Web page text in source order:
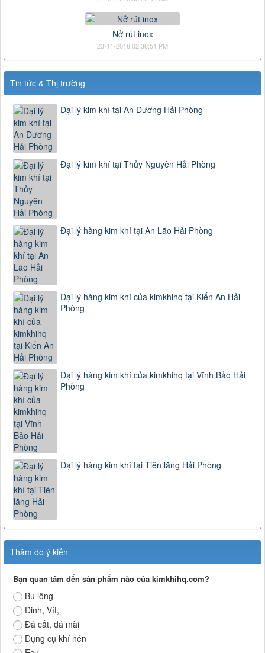
Nở rút inox
23-11-2018 02:38:51 PM
Tin tức & Thị trường
Đại lý kim khí tại An Dương Hải Phòng
Đại lý kim khí tại Thủy Nguyên Hải Phòng
Đại lý hàng kim khí tại An Lão Hải Phòng
Đại lý hàng kim khí của kimkhihq tại Kiến An Hải
Phòng
Đại lý hàng kim khí của kimkhihq tại Vĩnh Bảo Hải
Phòng
Đại lý hàng kim khí tại Tiên lãng Hải Phòng
Thăm dò ý kiến
Bạn quan tâm đến sản phẩm nào của kimkhihq.com?
Bu lông
Đinh, Vít,
Đá cắt, đá mài
Dụng cụ khí nén